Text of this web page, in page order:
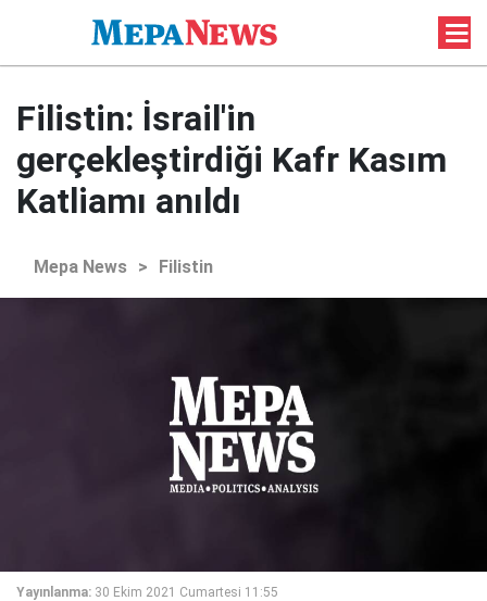
Filistin: İsrail'in
gerçekleştirdiği Kafr Kasım
Katliamı anıldı
Mepa News > Filistin
Yayınlanma: 30 Ekim 2021 Cumartesi 11:55